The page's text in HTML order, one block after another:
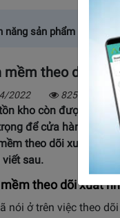
năng sản phẩm
mềm theo dõi
2022 8259
kho còn được coi là
để cửa hàng kinh
theo dõi xuất
sau.
theo dõi xuất
nói ở trên việc theo